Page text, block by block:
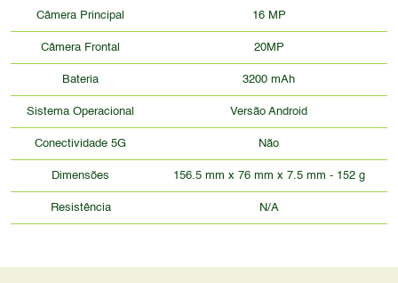
Câmera Principal 16 MP
Câmera Frontal 20MP
Bateria 3200 mAh
Sistema Operacional Versão Android
Conectividade 5G Não
Dimensões 156.5 mm x 76 mm x 7.5 mm - 152 g
Resistência N/A